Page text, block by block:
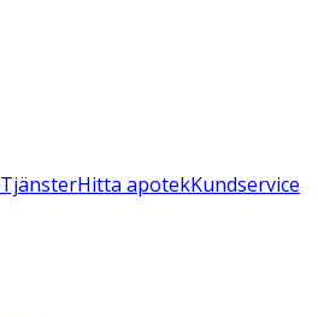
TjänsterHitta apotekKundservice